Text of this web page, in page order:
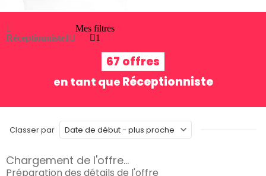
Réceptionniste1
Mes filtres
1
67 offres
en tant que Réceptionniste
Classer par
Chargement de l'offre...
Préparation des détails de l'offre